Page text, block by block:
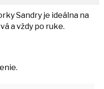
Sandry je ideálna na
a vždy po ruke.